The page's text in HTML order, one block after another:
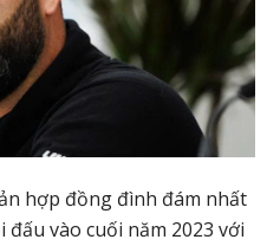
hợp đồng đình đám nhất
vào cuối năm 2023 với